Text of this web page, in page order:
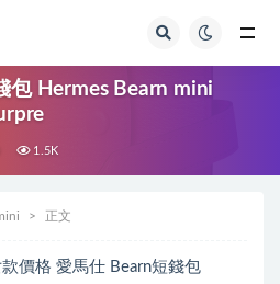
包 Hermes Bearn mini
1.5K
正文
價格 愛馬仕 Bearn短錢包